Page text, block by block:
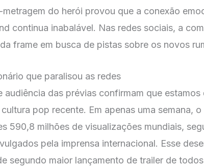
do herói provou que a conexão
continua inabalável. Nas redes sociais, a
frame em busca de pistas sobre os novos
que paralisou as redes
audiência das prévias confirmam que
pop recente. Em apenas uma semana,
590,8 milhões de visualizações mundiais,
pela imprensa internacional. Esse
segundo maior lançamento de trailer de